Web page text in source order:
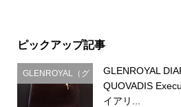
ピックアップ記事
GLENROYAL（グ
レンロイヤル）
GLENROYAL
QUOVADIS
イアリ...